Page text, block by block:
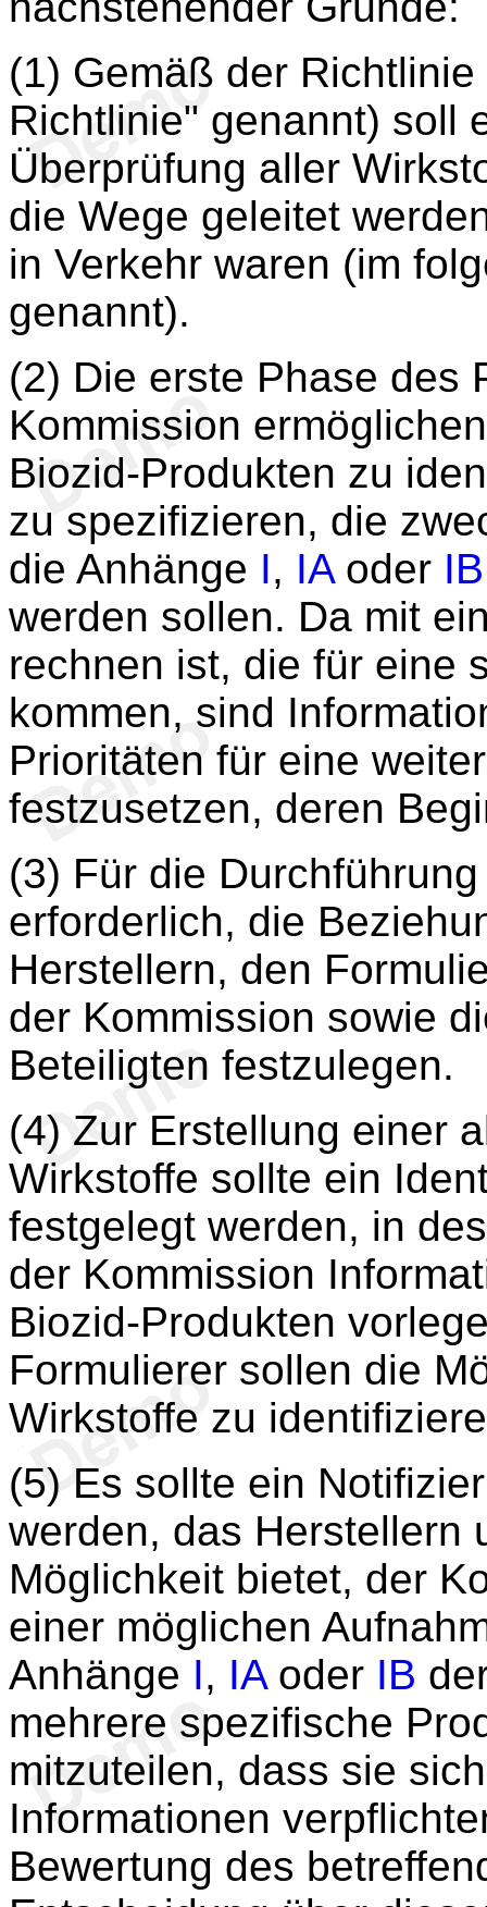
(1) Gemäß der Richtlinie
Richtlinie" genannt) soll
Überprüfung aller
die Wege geleitet
in Verkehr waren (im
genannt).
(2) Die erste Phase des
Kommission
Biozid-Produkten zu
zu spezifizieren, die
die Anhänge I, IAoder IB
werden sollen. Da mit
rechnen ist, die für eine
kommen, sind
Prioritäten für eine
festzusetzen, deren
(3) Für die
erforderlich, die
Herstellern, den
der Kommission sowie
Beteiligten festzulegen.
(4) Zur Erstellung einer
Wirkstoffe sollte ein
festgelegt werden, in
der Kommission
Biozid-Produkten
Formulierer sollen die
Wirkstoffe zu
(5) Es sollte ein
werden, das Herstellern
Möglichkeit bietet, der
einer möglichen
Anhänge I, IAoder IB
mehrere spezifische
mitzuteilen, dass sie
Informationen
Bewertung des